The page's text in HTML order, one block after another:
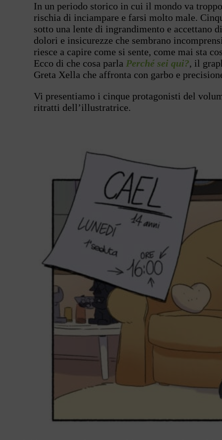
In un periodo storico in cui il mondo va
rischia di inciampare e farsi molto male.
sotto una lente di ingrandimento e accettano
dolori e insicurezze che sembrano
riesce a capire come si sente, come mai sta
Ecco di che cosa parla Perché sei qui?, il
Greta Xella che affronta con garbo e
Vi presentiamo i cinque protagonisti del
ritratti dell’illustratrice.